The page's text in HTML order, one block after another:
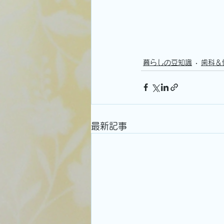
暮らしの豆知識 歯科＆
最新記事